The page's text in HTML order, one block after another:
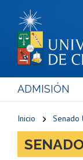
ADMISIÓN
Inicio Senado